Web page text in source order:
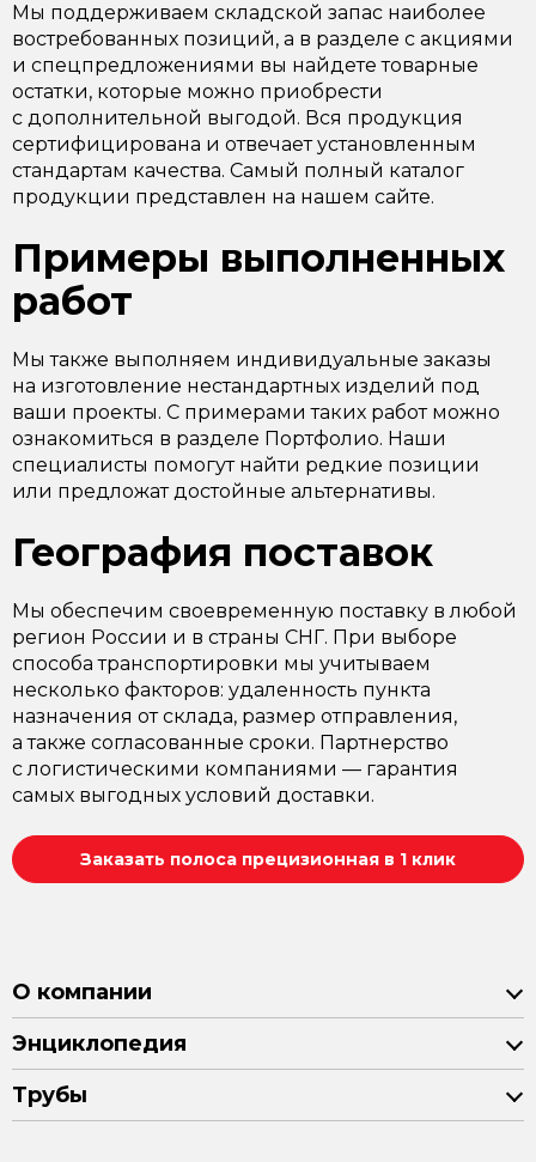
Мы поддерживаем складской запас наиболее
востребованных позиций, а в разделе с акциями
и спецпредложениями вы найдете товарные
остатки, которые можно приобрести
с дополнительной выгодой. Вся продукция
сертифицирована и отвечает установленным
стандартам качества. Самый полный каталог
продукции представлен на нашем сайте.
Примеры выполненных
работ
Мы также выполняем индивидуальные заказы
на изготовление нестандартных изделий под
ваши проекты. С примерами таких работ можно
ознакомиться в разделе Портфолио. Наши
специалисты помогут найти редкие позиции
или предложат достойные альтернативы.
География поставок
Мы обеспечим своевременную поставку в любой
регион России и в страны СНГ. При выборе
способа транспортировки мы учитываем
несколько факторов: удаленность пункта
назначения от склада, размер отправления,
а также согласованные сроки. Партнерство
с логистическими компаниями — гарантия
самых выгодных условий доставки.
Заказать полоса прецизионная в 1 клик
О компании
Энциклопедия
Трубы